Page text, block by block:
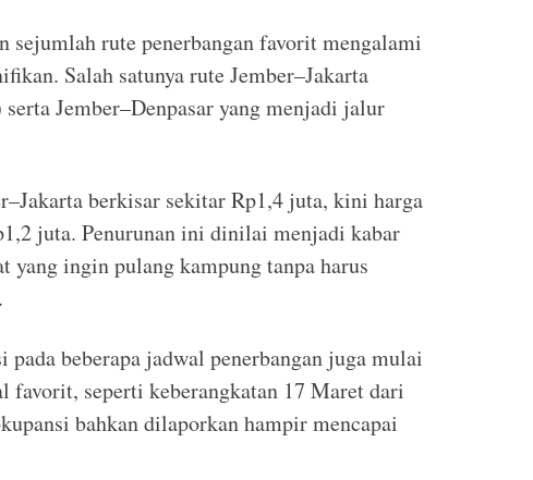
sejumlah rute penerbangan favorit mengalami
Salah satunya rute Jember–Jakarta
Jember–Denpasar yang menjadi jalur
berkisar sekitar Rp1,4 juta, kini harga
juta. Penurunan ini dinilai menjadi kabar
yang ingin pulang kampung tanpa harus
beberapa jadwal penerbangan juga mulai
favorit, seperti keberangkatan 17 Maret dari
bahkan dilaporkan hampir mencapai